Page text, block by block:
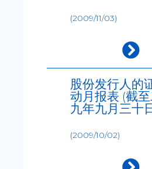
(2009/11/03)
股份发行人的
动月报表 (截
九年九月三十
(2009/10/02)